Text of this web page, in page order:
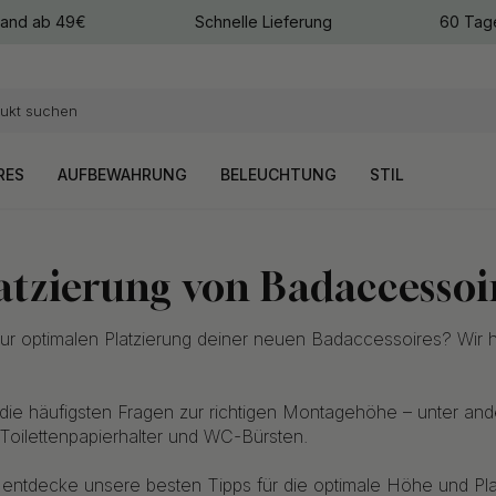
ab 49€ Schnelle Lieferung 60
AUFBEWAHRUNG BELEUCHTUNG
STIL
von
optimalen Platzierung deiner neuen Badaccessoires? Wir
häufigsten Fragen zur richtigen Montagehöhe – unter
und WC-Bürsten.
unsere besten Tipps für die optimale Höhe und